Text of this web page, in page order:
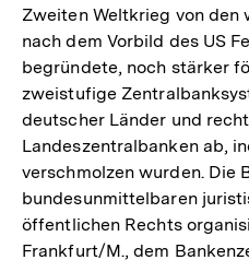
Zweiten Weltkrieg von den
nach dem Vorbild des US
begründete, noch stärker
zweistufige
deutscher Länder und
Landeszentralbanken ab,
verschmolzen wurden. Die
bundesunmittelbaren
öffentlichen Rechts
Frankfurt/M., dem